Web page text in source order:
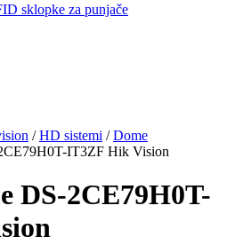
sklopke za punjače
/HD sistemi /Dome
IT3ZF Hik Vision
DS-2CE79H0T-